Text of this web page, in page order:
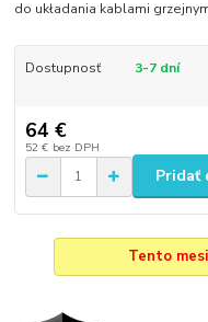
do układania kablami
Dostupnosť 3-7 dní
64 €
52 € bez DPH
Pridať
Tento